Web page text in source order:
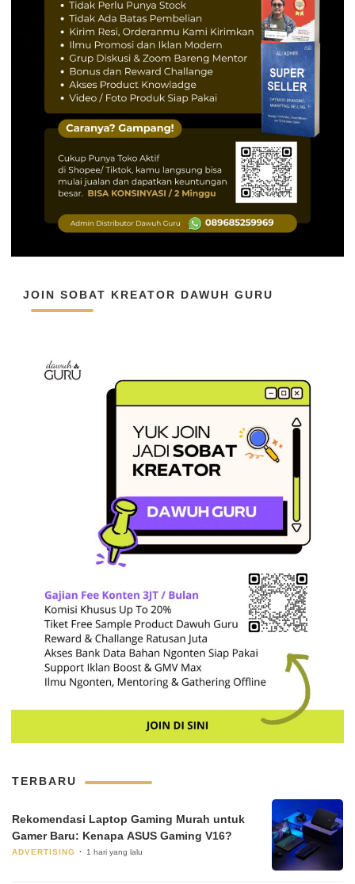
JOIN SOBAT KREATOR DAWUH GURU
TERBARU
Rekomendasi Laptop Gaming Murah untuk
Gamer Baru: Kenapa ASUS Gaming V16?
ADVERTISING 1 hari yang lalu